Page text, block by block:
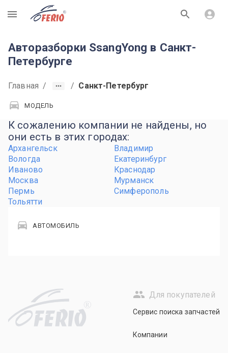
R
Авторазборки SsangYong в Санкт-
Петербурге
Главная / / Санкт-Петербург
МОДЕЛЬ
К сожалению компании не найдены, но
они есть в этих городах:
Архангельск
Владимир
Вологда
Екатеринбург
Иваново
Краснодар
Москва
Мурманск
Пермь
Симферополь
Тольятти
АВТОМОБИЛЬ
R
Для покупателей
Сервис поиска запчастей
Компании